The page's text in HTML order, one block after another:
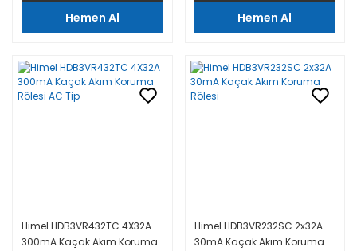
Hemen Al
Hemen Al
Himel HDB3VR432TC 4X32A
300mA Kaçak Akım Koruma
Himel HDB3VR232SC 2x32A
30mA Kaçak Akım Koruma